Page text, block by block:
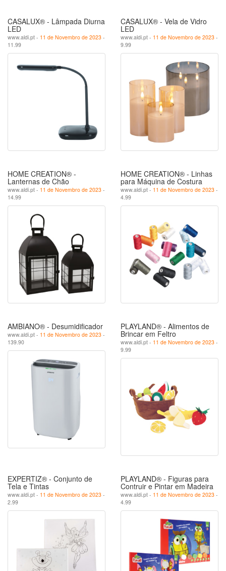
CASALUX® - Lâmpada Diurna
LED
www.aldi.pt - 11 de Novembro de 2023 -
11.99
CASALUX® - Vela de Vidro
LED
www.aldi.pt - 11 de Novembro de 2023 -
9.99
HOME CREATION® -
Lanternas de Chão
www.aldi.pt - 11 de Novembro de 2023 -
14.99
HOME CREATION® - Linhas
para Máquina de Costura
www.aldi.pt - 11 de Novembro de 2023 -
4.99
AMBIANO® - Desumidificador
www.aldi.pt - 11 de Novembro de 2023 -
139.90
PLAYLAND® - Alimentos de
Brincar em Feltro
www.aldi.pt - 11 de Novembro de 2023 -
9.99
EXPERTIZ® - Conjunto de
Tela e Tintas
www.aldi.pt - 11 de Novembro de 2023 -
2.99
PLAYLAND® - Figuras para
Contruir e Pintar em Madeira
www.aldi.pt - 11 de Novembro de 2023 -
4.99